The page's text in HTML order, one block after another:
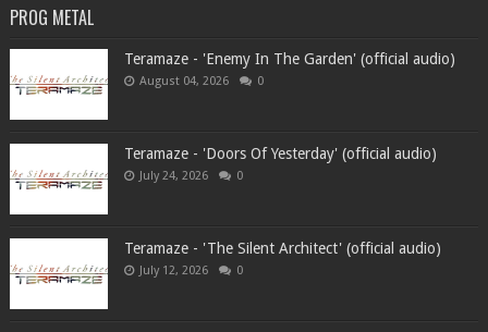
PROG METAL
Teramaze - 'Enemy In The Garden' (official audio)
August 04, 2026 0
Teramaze - 'Doors Of Yesterday' (official audio)
July 24, 2026 0
Teramaze - 'The Silent Architect' (official audio)
July 12, 2026 0